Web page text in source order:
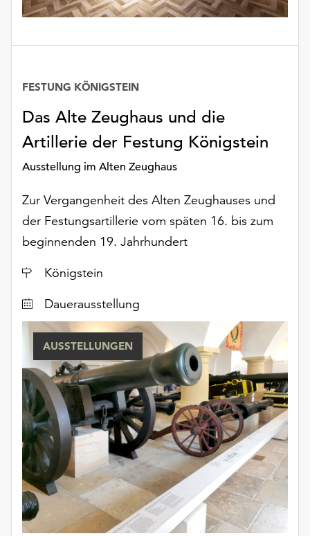
Das Alte Zeughaus und die
Artillerie der Festung Königstein
Ausstellung im Alten Zeughaus
FESTUNG KÖNIGSTEIN
Zur Vergangenheit des Alten Zeughauses und
der Festungsartillerie vom späten 16. bis zum
beginnenden 19. Jahrhundert
Ort
Königstein
Datum
Dauerausstellung
AUSSTELLUNGEN